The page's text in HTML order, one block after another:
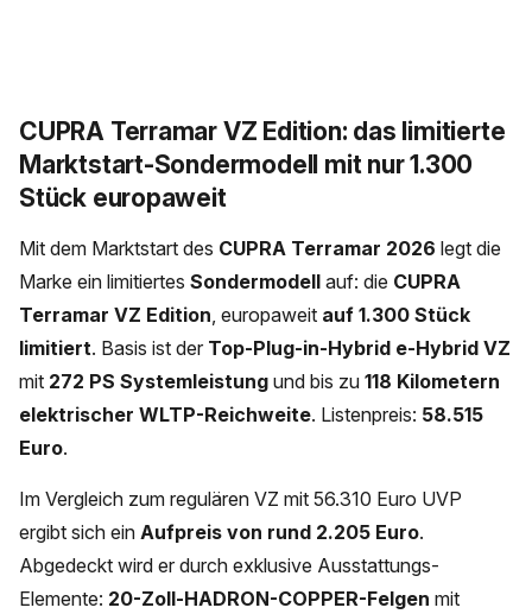
CUPRA Terramar VZ Edition: das limitierte
Marktstart-Sondermodell mit nur 1.300
Stück europaweit
Mit dem Marktstart des CUPRA Terramar 2026 legt die
Marke ein limitiertes Sondermodell auf: die CUPRA
Terramar VZ Edition, europaweit auf 1.300 Stück
limitiert. Basis ist der Top-Plug-in-Hybrid e-Hybrid VZ
mit 272 PS Systemleistung und bis zu 118 Kilometern
elektrischer WLTP-Reichweite. Listenpreis: 58.515
Euro.
Im Vergleich zum regulären VZ mit 56.310 Euro UVP
ergibt sich ein Aufpreis von rund 2.205 Euro.
Abgedeckt wird er durch exklusive Ausstattungs-
Elemente: 20-Zoll-HADRON-COPPER-Felgen mit